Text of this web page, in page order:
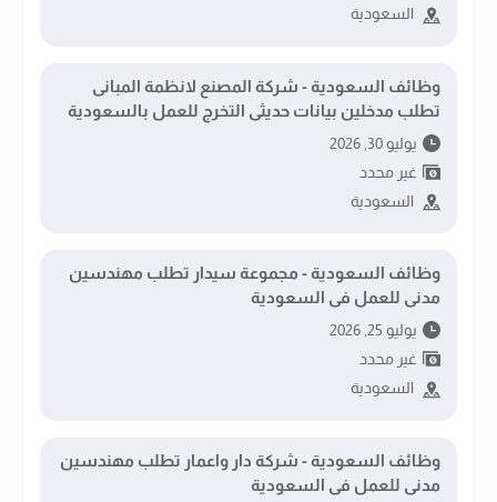
السعودية
وظائف السعودية - شركة المصنع لانظمة المبانى
تطلب مدخلين بيانات حديثى التخرج للعمل بالسعودية
يوليو 30, 2026
غير محدد
السعودية
وظائف السعودية - مجموعة سيدار تطلب مهندسين
مدنى للعمل فى السعودية
يوليو 25, 2026
غير محدد
السعودية
وظائف السعودية - شركة دار واعمار تطلب مهندسين
مدنى للعمل فى السعودية